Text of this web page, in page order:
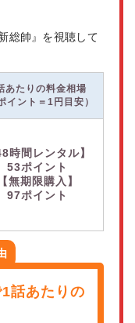
総帥』を視聴して
あたりの料金相場
イント＝1円目安）
時間レンタル】
53ポイント
【無期限購入】
97ポイント
1話あたりの